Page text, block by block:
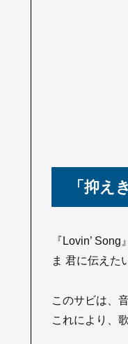
「抑え
『Lovin’
ま 君に伝えた
このサビは、
これにより、